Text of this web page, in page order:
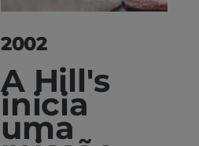
2002
A Hill's
inicia
uma